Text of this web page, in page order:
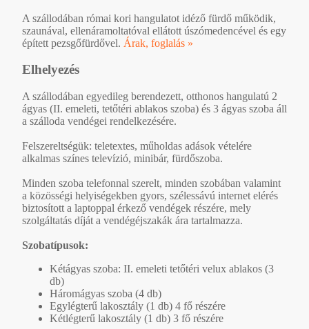
A szállodában római kori hangulatot idéző fürdő működik,
szaunával, ellenáramoltatóval ellátott úszómedencével és egy
épített pezsgőfürdővel. Árak, foglalás »
Elhelyezés
A szállodában egyedileg berendezett, otthonos hangulatú 2
ágyas (II. emeleti, tetőtéri ablakos szoba) és 3 ágyas szoba áll
a szálloda vendégei rendelkezésére.
Felszereltségük: teletextes, műholdas adások vételére
alkalmas színes televízió, minibár, fürdőszoba.
Minden szoba telefonnal szerelt, minden szobában valamint
a közösségi helyiségekben gyors, szélessávú internet elérés
biztosított a laptoppal érkező vendégek részére, mely
szolgáltatás díját a vendégéjszakák ára tartalmazza.
Szobatípusok:
Kétágyas szoba: II. emeleti tetőtéri velux ablakos (3
db)
Háromágyas szoba (4 db)
Egylégterű lakosztály (1 db) 4 fő részére
Kétlégterű lakosztály (1 db) 3 fő részére